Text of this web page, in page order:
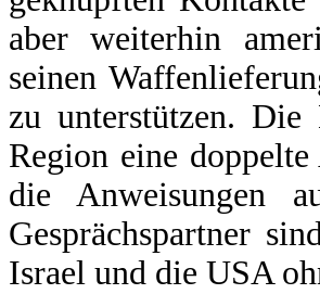
aber weiterhin
seinen
zu unterstützen.
Region eine
die Anweisungen
Gesprächspartner
Israel und die USA